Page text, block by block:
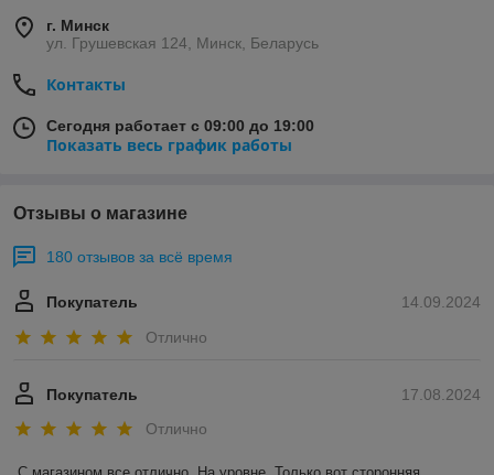
г. Минск
ул. Грушевская 124, Минск, Беларусь
Контакты
Сегодня работает с 09:00 до 19:00
Показать весь график работы
Отзывы о магазине
180 отзывов за всё время
14.09.2024
Покупатель
Отлично
17.08.2024
Покупатель
Отлично